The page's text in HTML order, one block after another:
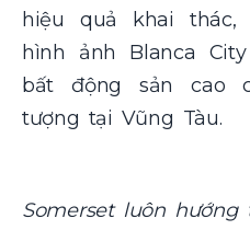
hiệu quả khai
hình ảnh Blanca
bất động sản cao
tượng tại Vũng Tàu.
Somerset luôn